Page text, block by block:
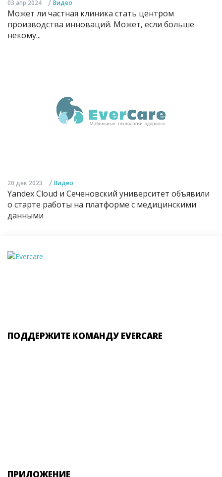
03 апр 2024 / Видео
Может ли частная клиника стать центром
производства инноваций. Может, если больше
некому...
20 дек 2023 / Видео
Yandex Cloud и Сеченовский университет объявили
о старте работы на платформе с медицинскими
данными
ПОДДЕРЖИТЕ КОМАНДУ EVERCARE
ПРИЛОЖЕНИЕ